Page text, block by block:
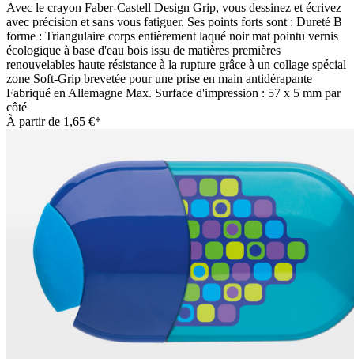
Avec le crayon Faber-Castell Design Grip, vous dessinez et écrivez
avec précision et sans vous fatiguer. Ses points forts sont : Dureté B
forme : Triangulaire corps entièrement laqué noir mat pointu vernis
écologique à base d'eau bois issu de matières premières
renouvelables haute résistance à la rupture grâce à un collage spécial
zone Soft-Grip brevetée pour une prise en main antidérapante
Fabriqué en Allemagne Max. Surface d'impression : 57 x 5 mm par
côté
À partir de 1,65 €*